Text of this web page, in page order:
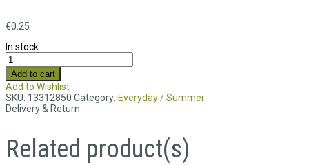
€0.25
In stock
Add to cart
Add to Wishlist
SKU: 13312850 Category: Everyday / Summer
Delivery & Return
Related product(s)